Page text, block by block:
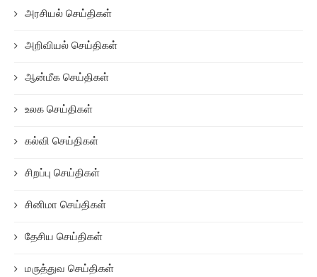
அரசியல் செய்திகள்
அறிவியல் செய்திகள்
ஆன்மீக செய்திகள்
உலக செய்திகள்
கல்வி செய்திகள்
சிறப்பு செய்திகள்
சினிமா செய்திகள்
தேசிய செய்திகள்
மருத்துவ செய்திகள்